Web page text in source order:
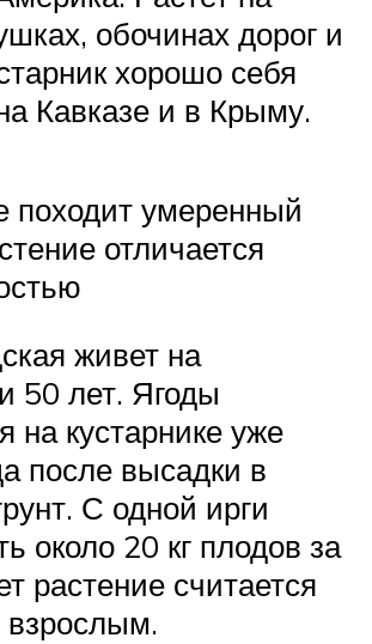
обочинах дорог и
хорошо себя
Кавказе и в Крыму.
походит умеренный
отличается
живет на
50 лет. Ягоды
на кустарнике уже
после высадки в
С одной ирги
около 20 кг плодов за
растение считается
взрослым.